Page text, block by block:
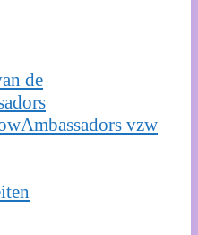
de
vzw